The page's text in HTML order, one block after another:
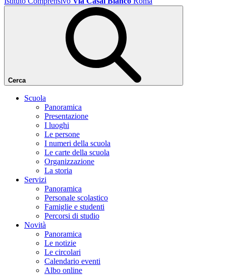
Cerca
Scuola
Panoramica
Presentazione
I luoghi
Le persone
I numeri della scuola
Le carte della scuola
Organizzazione
La storia
Servizi
Panoramica
Personale scolastico
Famiglie e studenti
Percorsi di studio
Novità
Panoramica
Le notizie
Le circolari
Calendario eventi
Albo online